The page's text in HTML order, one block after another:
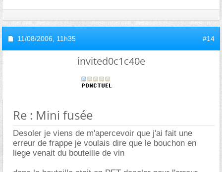
11/08/2006, 11h35 #14
invited0c1c40e
Re : Mini fusée
Desoler je viens de m'apercevoir que j'ai fait une
erreur de frappe je voulais dire que le bouchon en
liege venait du bouteille de vin